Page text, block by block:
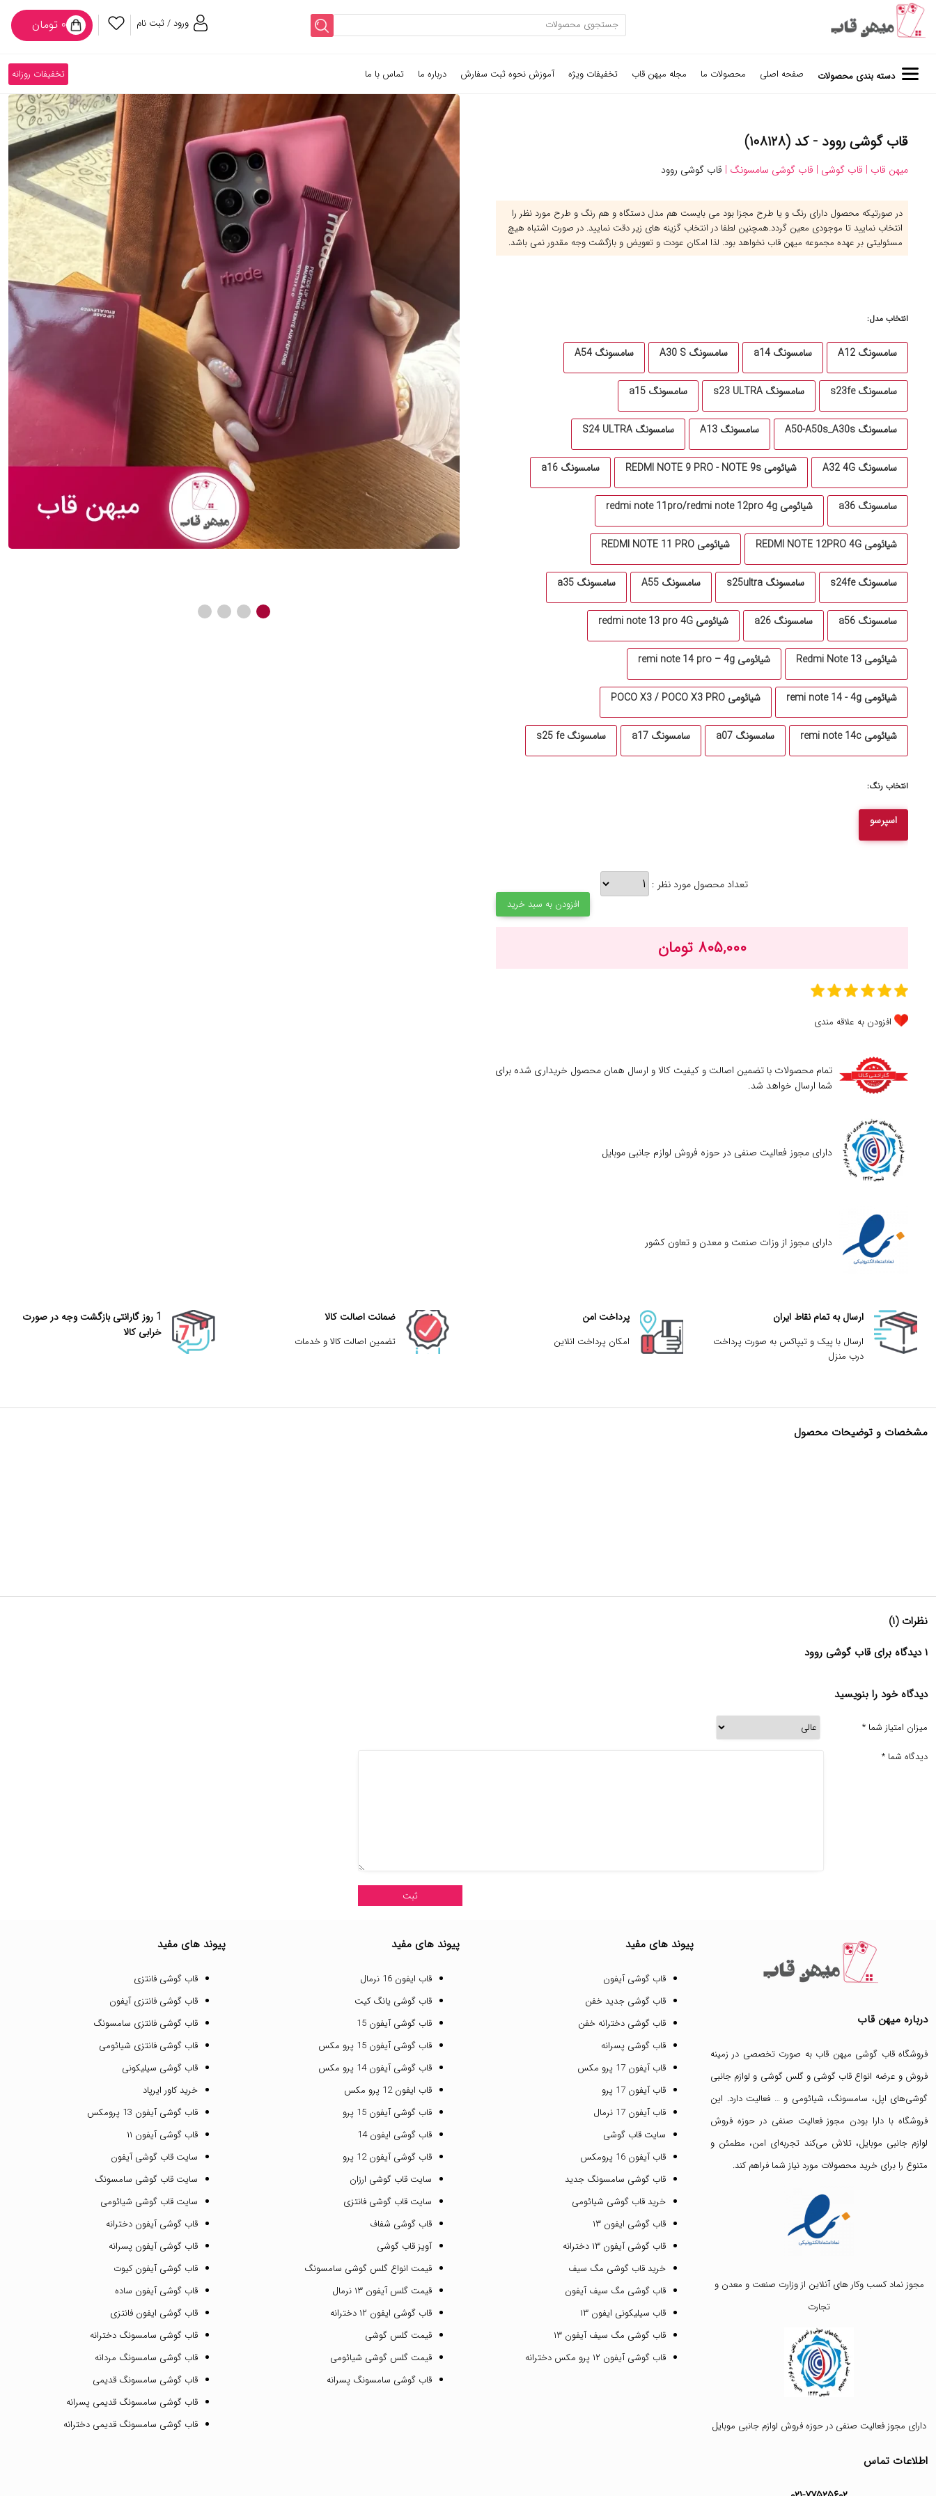
ورود / ثبت نام ۰ تومان
دسته بندی محصولات صفحه اصلی محصولات ما مجله میهن قاب تخفیفات ویژه آموزش نحوه ثبت سفارش درباره ما تماس با ما تخفیفات روزانه
قاب گوشی روود - کد (۱۰۸۱۲۸)
میهن قاب | قاب گوشی | قاب گوشی سامسونگ | قاب گوشی روود
در صورتیکه محصول دارای رنگ و یا طرح مجزا بود می بایست هم مدل دستگاه و هم رنگ و طرح مورد نظر را
انتخاب نمایید تا موجودی معین گردد.همچنین لطفا در انتخاب گزینه های زیر دقت نمایید. در صورت اشتباه هیچ
مسئولیتی بر عهده مجموعه میهن قاب نخواهد بود. لذا امکان عودت و تعویض و بازگشت وجه مقدور نمی باشد.
انتخاب مدل:
سامسونگ A12 سامسونگ a14 سامسونگ A30 S سامسونگ A54
سامسونگ s23fe سامسونگ s23 ULTRA سامسونگ a15
سامسونگ A50-A50s_A30s سامسونگ A13 سامسونگ S24 ULTRA
سامسونگ A32 4G شیائومی REDMI NOTE 9 PRO - NOTE 9s سامسونگ a16
سامسونگ a36 شیائومی redmi note 11pro/redmi note 12pro 4g
شیائومی REDMI NOTE 12PRO 4G شیائومی REDMI NOTE 11 PRO
سامسونگ s24fe سامسونگ s25ultra سامسونگ A55 سامسونگ a35
سامسونگ a56 سامسونگ a26 شیائومی redmi note 13 pro 4G
شیائومی Redmi Note 13 شیائومی remi note 14 pro – 4g
شیائومی remi note 14 - 4g شیائومی POCO X3 / POCO X3 PRO
شیائومی remi note 14c سامسونگ a07 سامسونگ a17 سامسونگ s25 fe
انتخاب رنگ:
اسپرسو
تعداد محصول مورد نظر :
افزودن به سبد خرید
۸۰۵,۰۰۰ تومان
افزودن به علاقه مندی
تمام محصولات با تضمین اصالت و کیفیت کالا و ارسال همان محصول خریداری شده برای
شما ارسال خواهد شد.
دارای مجوز فعالیت صنفی در حوزه فروش لوازم جانبی موبایل
دارای مجوز از وزات صنعت و معدن و تعاون کشور
ارسال به تمام نقاط ایران
ارسال با پیک و تیپاکس به صورت پرداخت
درب منزل
پرداخت امن
امکان پرداخت انلاین
ضمانت اصالت کالا
تضمین اصالت کالا و خدمات
1 روز گارانتی بازگشت وجه در صورت
خرابی کالا
مشخصات و توضیحات محصول
نظرات (۱)
۱ دیدگاه برای قاب گوشی روود
دیدگاه خود را بنویسید
میزان امتیاز شما *
دیدگاه شما *
درباره میهن قاب
فروشگاه قاب گوشی میهن قاب به صورت تخصصی در زمینه
فروش و عرضه انواع قاب گوشی وگلس گوشی و لوازم جانبی
گوشی‌های اپل، سامسونگ، شیائومی و … فعالیت دارد. این
فروشگاه با دارا بودن مجوز فعالیت صنفی در حوزه فروش
لوازم جانبی موبایل، تلاش می‌کند تجربه‌ای امن، مطمئن و
متنوع را برای خرید محصولات مورد نیاز شما فراهم کند.
مجوز نماد کسب وکار های آنلاین از وزارت صنعت و معدن و
تجارت
دارای مجوز فعالیت صنفی در حوزه فروش لوازم جانبی موبایل
اطلاعات تماس
پیوند های مفید
قاب گوشی آیفون
قاب گوشی جدید خفن
قاب گوشی دخترانه خفن
قاب گوشی پسرانه
قاب آیفون 17 پرو مکس
قاب آیفون 17 پرو
قاب آیفون 17 نرمال
سایت قاب گوشی
قاب آیفون 16 پرومکس
قاب گوشی سامسونگ جدید
خرید قاب گوشی شیائومی
قاب گوشی ایفون ۱۳
قاب گوشی آیفون ۱۳ دخترانه
خرید قاب گوشی مگ سیف
قاب گوشی مگ سیف آیفون
قاب سیلیکونی ایفون ۱۳
قاب گوشی مگ سیف آیفون ۱۳
قاب گوشی آیفون ۱۲ پرو مکس دخترانه
پیوند های مفید
قاب ایفون 16 نرمال
قاب گوشی یانگ کیت
قاب گوشی آیفون 15
قاب گوشی آیفون 15 پرو مکس
قاب گوشی آیفون 14 پرو مکس
قاب ایفون 12 پرو مکس
قاب گوشی آیفون 15 پرو
قاب گوشی ایفون 14
قاب گوشی آیفون 12 پرو
سایت قاب گوشی ارزان
سایت قاب گوشی فانتزی
قاب گوشی شفاف
آویز قاب گوشی
قیمت انواع گلس گوشی سامسونگ
قیمت گلس آیفون ۱۳ نرمال
قاب گوشی ایفون ۱۲ دخترانه
قیمت گلس گوشی
قیمت گلس گوشی شیائومی
قاب گوشی سامسونگ پسرانه
پیوند های مفید
قاب گوشی فانتزی
قاب گوشی فانتزی آیفون
قاب گوشی فانتزی سامسونگ
قاب گوشی فانتزی شیائومی
قاب گوشی سیلیکونی
خرید کاور ایرپاد
قاب گوشی آیفون 13 پرومکس
قاب گوشی آیفون ۱۱
سایت قاب گوشی آیفون
سایت قاب گوشی سامسونگ
سایت قاب گوشی شیائومی
قاب گوشی آیفون دخترانه
قاب گوشی آیفون پسرانه
قاب گوشی آیفون کیوت
قاب گوشی آیفون ساده
قاب گوشی ایفون فانتزی
قاب گوشی سامسونگ دخترانه
قاب گوشی سامسونگ مردانه
قاب گوشی سامسونگ قدیمی
قاب گوشی سامسونگ قدیمی پسرانه
قاب گوشی سامسونگ قدیمی دخترانه